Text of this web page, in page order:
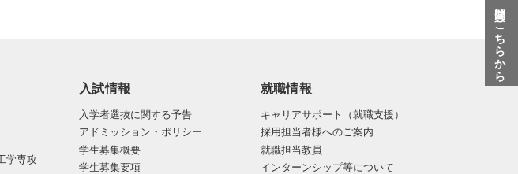
学専攻
入試情報
入学者選抜に関する予告
アドミッション・ポリシー
学生募集概要
学生募集要項
就職情報
キャリアサポート（就職支援）
採用担当者様へのご案内
就職担当教員
インターンシップ等について
質問はこちらから